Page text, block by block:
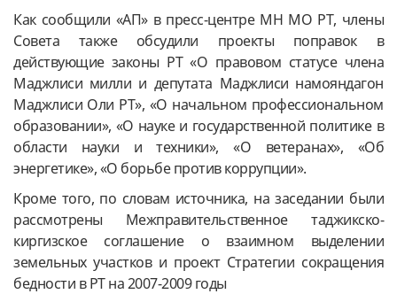
Как сообщили «АП» в пресс-центре МН МО РТ, члены
Совета также обсудили проекты поправок в
действующие законы РТ «О правовом статусе члена
Маджлиси милли и депутата Маджлиси намояндагон
Маджлиси Оли РТ», «О начальном профессиональном
образовании», «О науке и государственной политике в
области науки и техники», «О ветеранах», «Об
энергетике», «О борьбе против коррупции».
Кроме того, по словам источника, на заседании были
рассмотрены Межправительственное таджикско-
киргизское соглашение о взаимном выделении
земельных участков и проект Стратегии сокращения
бедности в РТ на 2007-2009 годы